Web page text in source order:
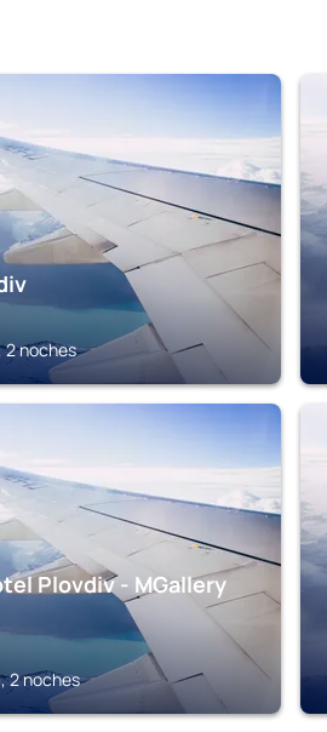
2 noches
Plovdiv - MGallery
2 noches